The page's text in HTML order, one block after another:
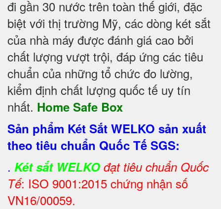
đi gần 30 nước trên toàn thế giới, đặc
biệt với thị trường Mỹ, các dòng két sắt
của nhà máy được đánh giá cao bởi
chất lượng vượt trội, đáp ứng các tiêu
chuẩn của những tổ chức đo lường,
kiểm định chất lượng quốc tế uy tín
nhất. Home Safe Box
Sản phẩm Két Sắt WELKO sản xuất
theo tiêu chuẩn Quốc Tế SGS:
. Két sắt WELKO đạt tiêu chuẩn Quốc
Tế: ISO 9001:2015 chứng nhận số
VN16/00059.